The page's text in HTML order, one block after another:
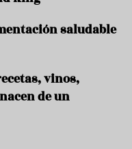
saludable
vinos,
de un